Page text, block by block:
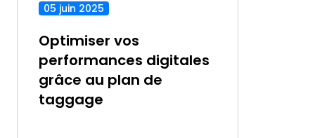
05 juin 2025
Optimiser vos
performances digitales
grâce au plan de
taggage